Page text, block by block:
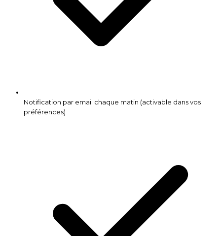
Notification par email chaque matin (activable dans vos
préférences)